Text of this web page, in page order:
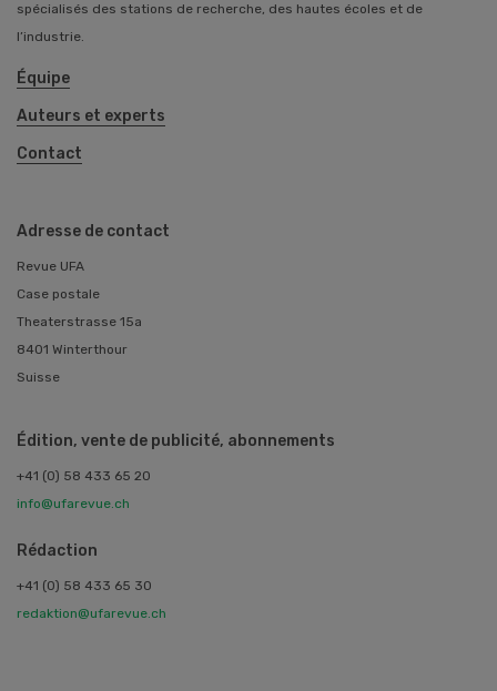
spécialisés des stations de recherche, des hautes écoles et de
l’industrie.
Équipe
Auteurs et experts
Contact
Adresse de contact
Revue UFA
Case postale
Theaterstrasse 15a
8401 Winterthour
Suisse
Édition, vente de publicité, abonnements
+41 (0) 58 433 65 20
info@ufarevue.ch
Rédaction
+41 (0) 58 433 65 30
redaktion@ufarevue.ch